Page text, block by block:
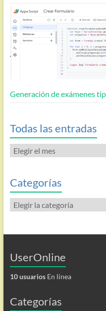
Generación de exámenes
Todas las entradas
Todas
las
Categorías
Categorías
UserOnline
10 usuariosEn línea
Categorías